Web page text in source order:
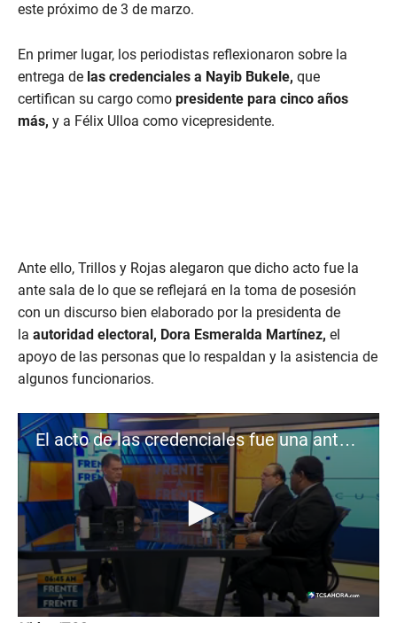
este próximo de 3 de marzo.
En primer lugar, los periodistas reflexionaron sobre la
entrega de las credenciales a Nayib Bukele, que
certifican su cargo como presidente para cinco años
más, y a Félix Ulloa como vicepresidente.
Ante ello, Trillos y Rojas alegaron que dicho acto fue la
ante sala de lo que se reflejará en la toma de posesión
con un discurso bien elaborado por la presidenta de
la autoridad electoral, Dora Esmeralda Martínez, el
apoyo de las personas que lo respaldan y la asistencia de
algunos funcionarios.
El acto de las credenciales fue una antesala de la toma de posesión: Gabriel Trillos